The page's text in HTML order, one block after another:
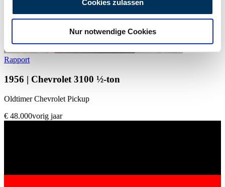
analysieren. Außerdem geben wir Informationen zu Ihrer
Verwendung unserer Website an unsere Partner für
soziale Medien, Werbung und Analysen weiter. Unsere
Partner führen diese Informationen möglicherweise mit
haben oder die sie im Rahmen Ihrer Nutzung der Dienste
Cookies zulassen
Nur notwendige Cookies
Rapport
1956 | Chevrolet 3100 ½-ton
Oldtimer Chevrolet Pickup
€ 48.000vorig jaar